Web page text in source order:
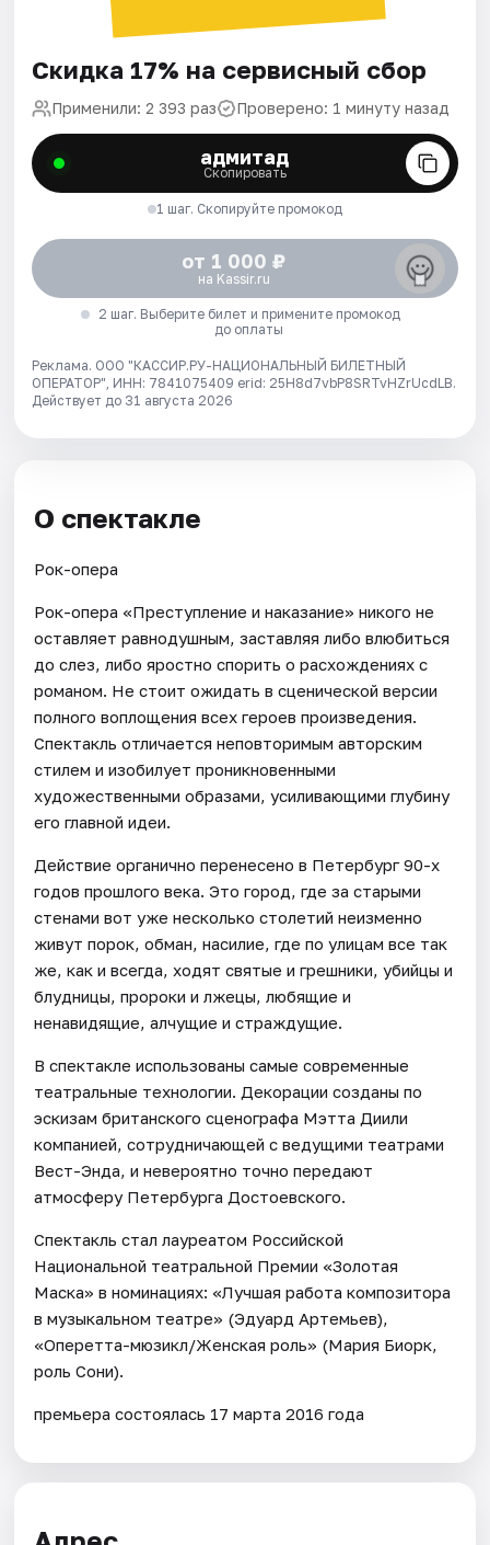
Скидка 17% на сервисный сбор
Применили: 2 393 раз Проверено: 1 минуту назад
адмитад
Скопировать
1 шаг. Скопируйте промокод
от 1 000 ₽
на Kassir.ru
2 шаг. Выберите билет и примените промокод
до оплаты
Реклама. ООО "КАССИР.РУ-НАЦИОНАЛЬНЫЙ БИЛЕТНЫЙ
ОПЕРАТОР", ИНН: 7841075409 erid: 25H8d7vbP8SRTvHZrUcdLB.
Действует до 31 августа 2026
О спектакле
Рок-опера
Рок-опера «Преступление и наказание» никого не
оставляет равнодушным, заставляя либо влюбиться
до слез, либо яростно спорить о расхождениях с
романом. Не стоит ожидать в сценической версии
полного воплощения всех героев произведения.
Спектакль отличается неповторимым авторским
стилем и изобилует проникновенными
художественными образами, усиливающими глубину
его главной идеи.
Действие органично перенесено в Петербург 90-х
годов прошлого века. Это город, где за старыми
стенами вот уже несколько столетий неизменно
живут порок, обман, насилие, где по улицам все так
же, как и всегда, ходят святые и грешники, убийцы и
блудницы, пророки и лжецы, любящие и
ненавидящие, алчущие и страждущие.
В спектакле использованы самые современные
театральные технологии. Декорации созданы по
эскизам британского сценографа Мэтта Диили
компанией, сотрудничающей с ведущими театрами
Вест-Энда, и невероятно точно передают
атмосферу Петербурга Достоевского.
Спектакль стал лауреатом Российской
Национальной театральной Премии «Золотая
Маска» в номинациях: «Лучшая работа композитора
в музыкальном театре» (Эдуард Артемьев),
«Оперетта-мюзикл/Женская роль» (Мария Биорк,
роль Сони).
премьера состоялась 17 марта 2016 года